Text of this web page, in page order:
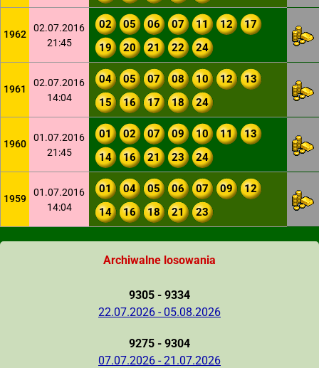
1962
02.07.2016
21:45
02 05 06 07 11 12
17
19
20 21 22 24
1961
02.07.2016
14:04
04 05 07 08 10 12
13
15
16 17 18 24
1960
01.07.2016
21:45
01 02 07 09 10 11
13
14
16 21 23 24
1959
01.07.2016
14:04
01 04 05 06 07 09
12
14
16 18 21 23
Archiwalne losowania
9305 - 9334
22.07.2026 - 05.08.2026
9275 - 9304
07.07.2026 - 21.07.2026